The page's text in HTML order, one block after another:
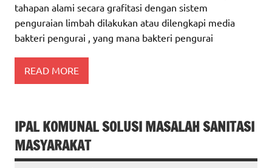
tahapan alami secara grafitasi dengan sistem
penguraian limbah dilakukan atau dilengkapi media
bakteri pengurai , yang mana bakteri pengurai
READ MORE
IPAL KOMUNAL SOLUSI MASALAH SANITASI
MASYARAKAT